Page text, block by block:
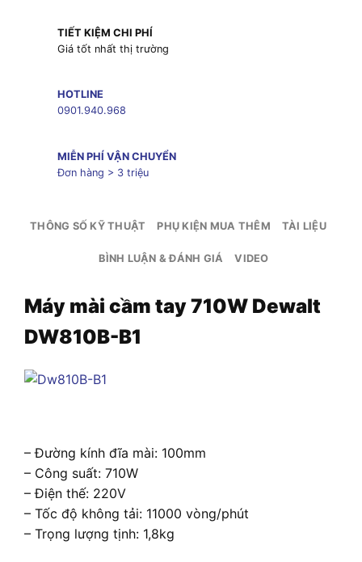
TIẾT KIỆM CHI PHÍ
Giá tốt nhất thị trường
HOTLINE
0901.940.968
MIỄN PHÍ VẬN CHUYỂN
Đơn hàng > 3 triệu
THÔNG SỐ KỸ THUẬT PHỤ KIỆN MUA THÊM TÀI LIỆU
BÌNH LUẬN & ĐÁNH GIÁ VIDEO
Máy mài cầm tay 710W Dewalt
DW810B-B1
– Đường kính đĩa mài: 100mm
– Công suất: 710W
– Điện thế: 220V
– Tốc độ không tải: 11000 vòng/phút
– Trọng lượng tịnh: 1,8kg